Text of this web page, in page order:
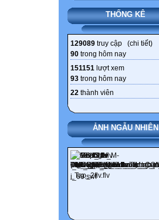
THỐNG KÊ
129089 truy cập (chi tiết)
90 trong hôm nay
151151 lượt xem
93 trong hôm nay
22 thành viên
ẢNH NGẪU NHIÊN